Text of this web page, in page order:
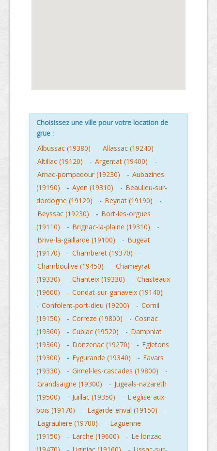
Choisissez une ville pour votre location de
grue :
Albussac (19380)
- Allassac (19240)
-
Altillac (19120)
- Argentat (19400)
-
Arnac-pompadour (19230)
- Aubazines
(19190)
- Ayen (19310) - Beaulieu-sur-
dordogne (19120)
- Beynat (19190)
-
Beyssac (19230)
- Bort-les-orgues
(19110)
- Brignac-la-plaine (19310)
-
Brive-la-gaillarde (19100)
- Bugeat
(19170)
- Chamberet (19370)
-
Chamboulive (19450)
- Chameyrat
(19330)
- Chanteix (19330) - Chasteaux
(19600)
- Condat-sur-ganaveix (19140)
- Confolent-port-dieu (19200) - Cornil
(19150)
- Correze (19800) - Cosnac
(19360)
- Cublac (19520) - Dampniat
(19360)
- Donzenac (19270) - Egletons
(19300)
- Eygurande (19340) - Favars
(19330)
- Gimel-les-cascades (19800)
-
Grandsaigne (19300)
- Jugeals-nazareth
(19500)
- Juillac (19350) - L'eglise-aux-
bois (19170)
- Lagarde-enval (19150)
-
Lagrauliere (19700)
- Laguenne
(19150)
- Larche (19600) - Le lonzac